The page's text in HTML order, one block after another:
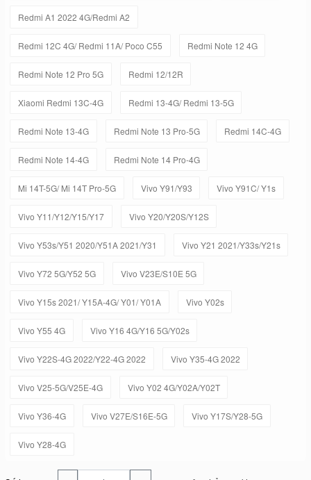
Redmi A1 2022 4G/Redmi A2
Redmi 12C 4G/ Redmi 11A/ Poco C55 Redmi Note 12 4G
Redmi Note 12 Pro 5G Redmi 12/12R
Xiaomi Redmi 13C-4G Redmi 13-4G/ Redmi 13-5G
Redmi Note 13-4G Redmi Note 13 Pro-5G Redmi 14C-4G
Redmi Note 14-4G Redmi Note 14 Pro-4G
Mi 14T-5G/ Mi 14T Pro-5G Vivo Y91/Y93 Vivo Y91C/ Y1s
Vivo Y11/Y12/Y15/Y17 Vivo Y20/Y20S/Y12S
Vivo Y53s/Y51 2020/Y51A 2021/Y31 Vivo Y21 2021/Y33s/Y21s
Vivo Y72 5G/Y52 5G Vivo V23E/S10E 5G
Vivo Y15s 2021/ Y15A-4G/ Y01/ Y01A Vivo Y02s
Vivo Y55 4G Vivo Y16 4G/Y16 5G/Y02s
Vivo Y22S-4G 2022/Y22-4G 2022 Vivo Y35-4G 2022
Vivo V25-5G/V25E-4G Vivo Y02 4G/Y02A/Y02T
Vivo Y36-4G Vivo V27E/S16E-5G Vivo Y17S/Y28-5G
Vivo Y28-4G